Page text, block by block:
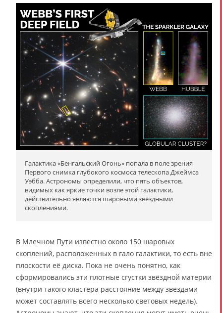
Галактика «Бенгальский Огонь» попала в поле зрения
Первого снимка глубокого космоса телескопа Джеймса
Уэбба. Астрономы определили, что пять объектов,
видимых как яркие точки возле этой галактики,
действительно являются шаровыми звёздными
скоплениями.
В Млечном Пути известно около 150 шаровых
скоплений, расположенных в гало галактики, то есть вне
плоскости её диска. Пока не очень понятно, как
сформировались эти плотные сгустки звёздной материи
(внутри такого кластера расстояние между звёздами
может составлять всего несколько световых недель).